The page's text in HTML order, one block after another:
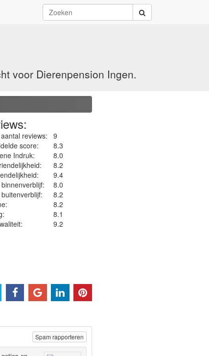
voor Dierenpension Ingen.
reviews:
9
score:
8.3
Indruk:
8.0
8.2
9.4
8.0
8.2
8.2
8.1
9.2
Spam rapporteren